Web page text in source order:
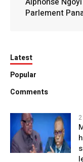
Parlement
Latest
Popular
Comments